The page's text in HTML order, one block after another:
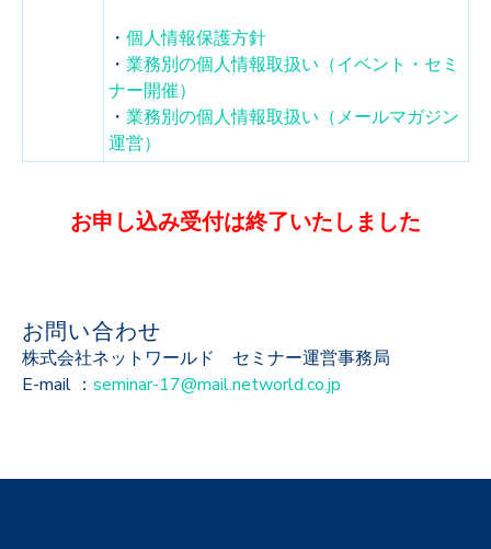
・ 個人情報保護方針
・ 業務別の個人情報取扱い（イベント・セミ
ナー開催）
・ 業務別の個人情報取扱い（メールマガジン
運営）
お申し込み受付は終了いたしました
お問い合わせ
株式会社ネットワールド セミナー運営事務局
E-mail ： seminar-17@mail.networld.co.jp